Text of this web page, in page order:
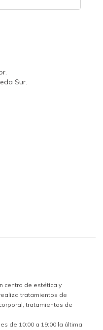
Sur.
centro de estética y
tratamientos de
tratamientos de
de 10:00 a 19:00 la última